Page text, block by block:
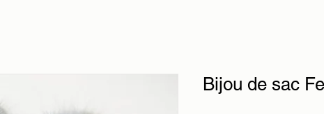
Bijou de sac